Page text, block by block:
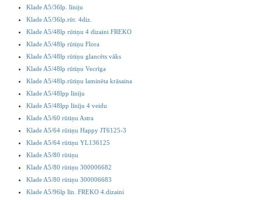
Klade A5/36lp. līniju
Klade A5/36lp.rūt. 4diz.
Klade A5/48lp rūtiņu 4 dizaini FREKO
Klade A5/48lp rūtiņu Flora
Klade A5/48lp rūtiņu glancēts vāks
Klade A5/48lp rūtiņu Vecrīga
Klade A5/48lp.rūtiņu laminēta krāsaina
Klade A5/48lpp līnīju
Klade A5/48lpp līnīju 4 veidu
Klade A5/60 rūtiņu Astra
Klade A5/64 rūtiņu Happy JT6125-3
Klade A5/64 rūtiņu YL136125
Klade A5/80 rūtiņu
Klade A5/80 rūtiņu 300006682
Klade A5/80 rūtiņu 300006683
Klade A5/96lp līn. FREKO 4.dizaini